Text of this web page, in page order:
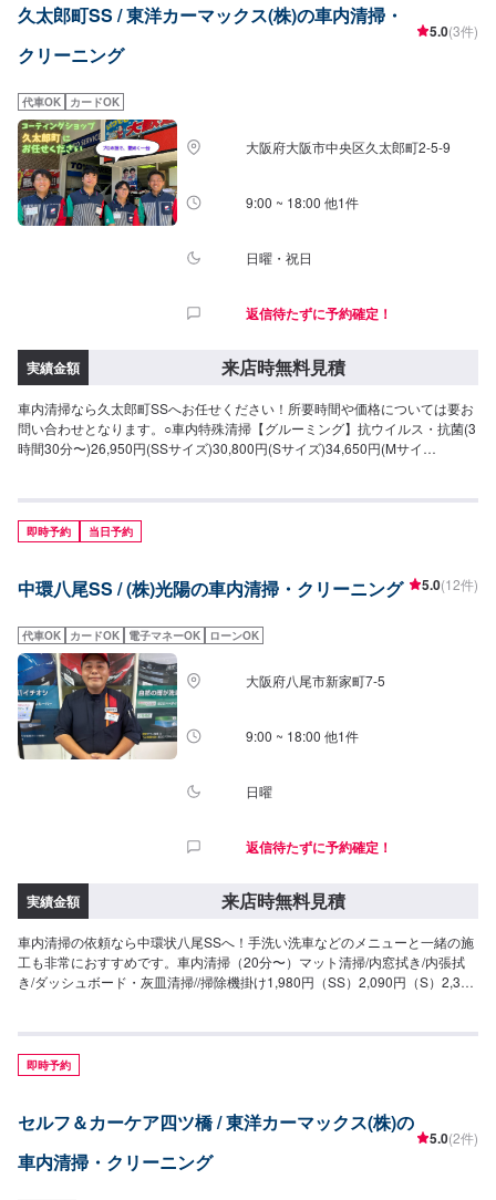
久太郎町SS / 東洋カーマックス(株)の車内清掃・
クリーニング
5.0(3件)
代車OK カードOK
大阪府大阪市中央区久太郎町2-5-9
9:00 ~ 18:00 他1件
日曜・祝日
返信待たずに予約確定！
実績金額 来店時無料見積
車内清掃なら久太郎町SSへお任せください！所要時間や価格については要お
問い合わせとなります。○車内特殊清掃【グルーミング】抗ウイルス・抗菌(3
時間30分〜)26,950円(SSサイズ)30,800円(Sサイズ)34,650円(Mサイ
即時予約 当日予約
中環八尾SS / (株)光陽の車内清掃・クリーニング 5.0(12件)
代車OK カードOK 電子マネーOK ローンOK
大阪府八尾市新家町7-5
9:00 ~ 18:00 他1件
日曜
返信待たずに予約確定！
実績金額 来店時無料見積
車内清掃の依頼なら中環状八尾SSへ！手洗い洗車などのメニューと一緒の施
工も非常におすすめです。車内清掃（20分〜）マット清掃/内窓拭き/内張拭
き/ダッシュボード・灰皿清掃//掃除機掛け1,980円（SS）2,090円（S）2,310
（S）51,900円（M）55,300円（L）60,800円（LL）71,100円（XL）シート
クリーニング（30分〜）シートの汚れとシミをしっかり落とします6,240円
（1席）12,150円（2席）23,790円（3席）35,740円（6席）
即時予約
セルフ＆カーケア四ツ橋 / 東洋カーマックス(株)の
車内清掃・クリーニング
5.0(2件)